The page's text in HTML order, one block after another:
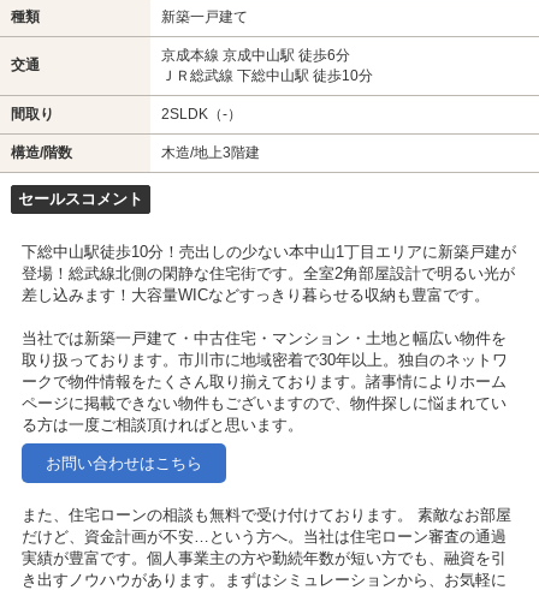
種類 新築一戸建て
交通
京成本線 京成中山駅 徒歩6分
ＪＲ総武線 下総中山駅 徒歩10分
間取り 2SLDK（-）
構造/階数 木造/地上3階建
セールスコメント
下総中山駅徒歩10分！売出しの少ない本中山1丁目エリアに新築戸建が
登場！総武線北側の閑静な住宅街です。全室2角部屋設計で明るい光が
差し込みます！大容量WICなどすっきり暮らせる収納も豊富です。
当社では新築一戸建て・中古住宅・マンション・土地と幅広い物件を
取り扱っております。市川市に地域密着で30年以上。独自のネットワ
ークで物件情報をたくさん取り揃えております。諸事情によりホーム
ページに掲載できない物件もございますので、物件探しに悩まれてい
る方は一度ご相談頂ければと思います。
お問い合わせはこちら
また、住宅ローンの相談も無料で受け付けております。 素敵なお部屋
だけど、資金計画が不安…という方へ。当社は住宅ローン審査の通過
実績が豊富です。個人事業主の方や勤続年数が短い方でも、融資を引
き出すノウハウがあります。まずはシミュレーションから、お気軽に